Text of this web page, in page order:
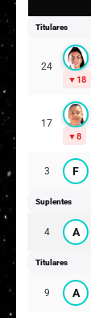
Titulares
24
18
17
8
3 F
Suplentes
4 A
Titulares
9 A